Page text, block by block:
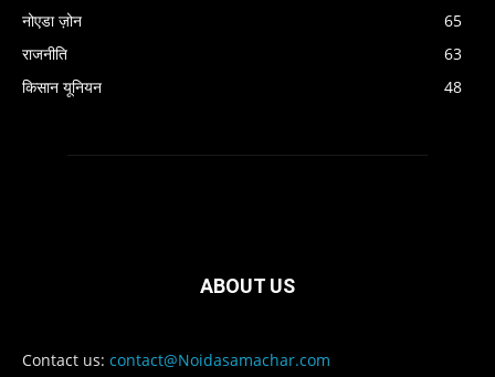
नोएडा ज़ोन
65
राजनीति
63
किसान यूनियन
48
ABOUT US
Contact us: contact@Noidasamachar.com